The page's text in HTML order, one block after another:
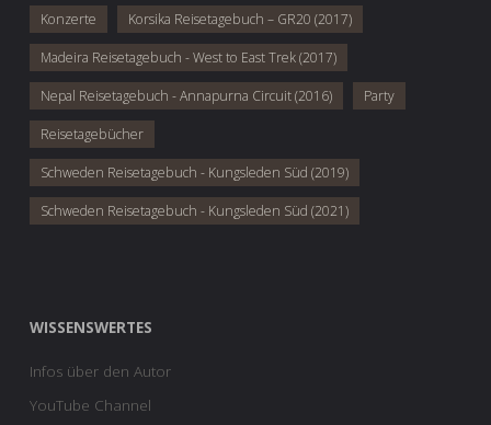
Konzerte Korsika Reisetagebuch – GR20 (2017)
Madeira Reisetagebuch - West to East Trek (2017)
Nepal Reisetagebuch - Annapurna Circuit (2016) Party
Reisetagebücher
Schweden Reisetagebuch - Kungsleden Süd (2019)
Schweden Reisetagebuch - Kungsleden Süd (2021)
WISSENSWERTES
Infos über den Autor
YouTube Channel